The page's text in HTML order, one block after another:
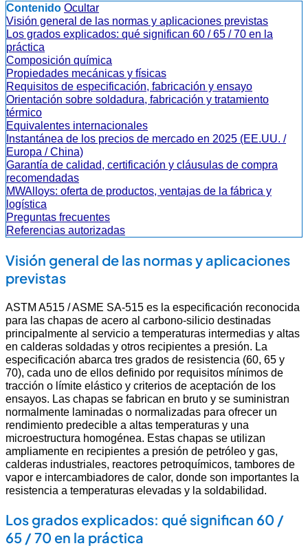
Contenido Ocultar
Visión general de las normas y aplicaciones previstas
Los grados explicados: qué significan 60 / 65 / 70 en la
práctica
Composición química
Propiedades mecánicas y físicas
Requisitos de especificación, fabricación y ensayo
Orientación sobre soldadura, fabricación y tratamiento
térmico
Equivalentes internacionales
Instantánea de los precios de mercado en 2025 (EE.UU. /
Europa / China)
Garantía de calidad, certificación y cláusulas de compra
recomendadas
MWAlloys: oferta de productos, ventajas de la fábrica y
logística
Preguntas frecuentes
Referencias autorizadas
Visión general de las normas y aplicaciones
previstas
ASTM A515 / ASME SA-515 es la especificación reconocida
para las chapas de acero al carbono-silicio destinadas
principalmente al servicio a temperaturas intermedias y altas
en calderas soldadas y otros recipientes a presión. La
especificación abarca tres grados de resistencia (60, 65 y
70), cada uno de ellos definido por requisitos mínimos de
tracción o límite elástico y criterios de aceptación de los
ensayos. Las chapas se fabrican en bruto y se suministran
normalmente laminadas o normalizadas para ofrecer un
rendimiento predecible a altas temperaturas y una
microestructura homogénea. Estas chapas se utilizan
ampliamente en recipientes a presión de petróleo y gas,
calderas industriales, reactores petroquímicos, tambores de
vapor e intercambiadores de calor, donde son importantes la
resistencia a temperaturas elevadas y la soldabilidad.
Los grados explicados: qué significan 60 /
65 / 70 en la práctica